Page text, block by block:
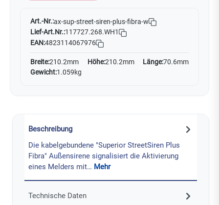
Art.-Nr.:ax-sup-street-siren-plus-fibra-w
Lief-Art.Nr.:117727.268.WH1
EAN:4823114067976
Breite:210.2mm Höhe:210.2mm Länge:70.6mm
Gewicht:1.059kg
Beschreibung
Die kabelgebundene "Superior StreetSiren Plus
Fibra" Außensirene signalisiert die Aktivierung
eines Melders mit… Mehr
Technische Daten